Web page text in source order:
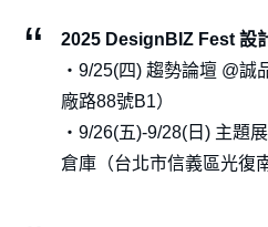
2025 DesignBIZ Fest 設
・9/25(四) 趨勢論壇 @
廠路88號B1）
・9/26(五)-9/28(日) 主題
倉庫（台北市信義區光復